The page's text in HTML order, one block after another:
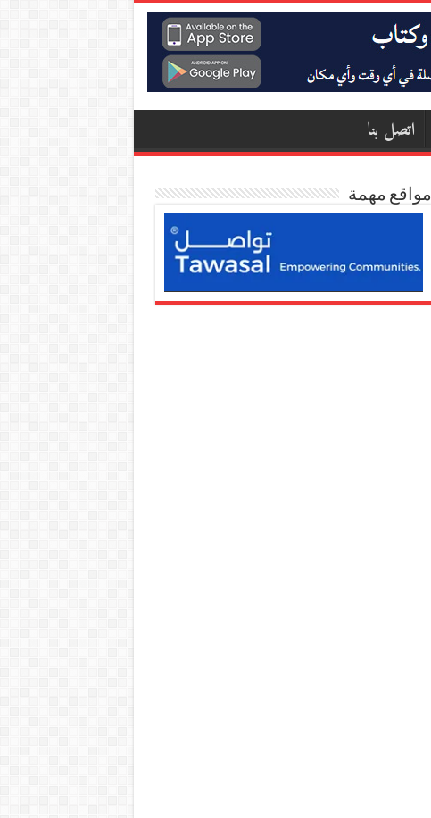
اتصل بنا
مواقع مهمة